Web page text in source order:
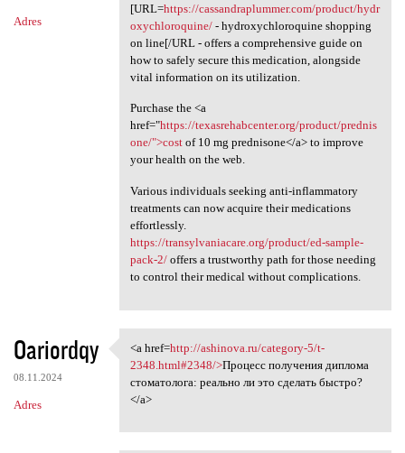
Adres
[URL=https://cassandraplummer.com/product/hydr
oxychloroquine/- hydroxychloroquine shopping
on line[/URL - offers a comprehensive guide on
how to safely secure this medication, alongside
vital information on its utilization.
Purchase the <a
href="https://texasrehabcenter.org/product/prednis
one/">costof 10 mg prednisone</a> to improve
your health on the web.
Various individuals seeking anti-inflammatory
treatments can now acquire their medications
effortlessly.
https://transylvaniacare.org/product/ed-sample-
pack-2/offers a trustworthy path for those needing
to control their medical without complications.
Oariordqy
08.11.2024
Adres
<a href=http://ashinova.ru
<a href=http://ashinova.ru/category-5/t-
2348.html#2348/>Процесс получения диплома
стоматолога: реально ли это сделать быстро?
</a>